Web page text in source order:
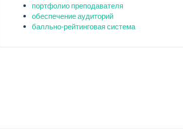
портфолио преподавателя
обеспечение аудиторий
балльно-рейтинговая система